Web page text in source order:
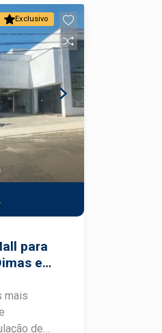
estética
com
clientes
e fácil
das
é agente
sua
Exclusivo
para
em
mais
de